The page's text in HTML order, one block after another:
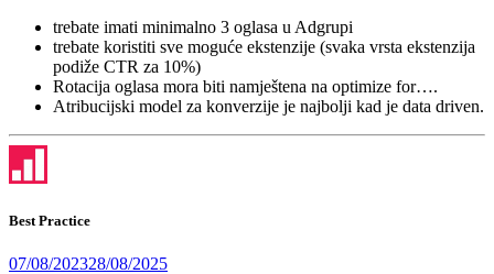
trebate imati minimalno 3 oglasa u Adgrupi
trebate koristiti sve moguće ekstenzije (svaka vrsta ekstenzija
podiže CTR za 10%)
Rotacija oglasa mora biti namještena na optimize for….
Atribucijski model za konverzije je najbolji kad je data driven.
Best Practice
07/08/202328/08/2025